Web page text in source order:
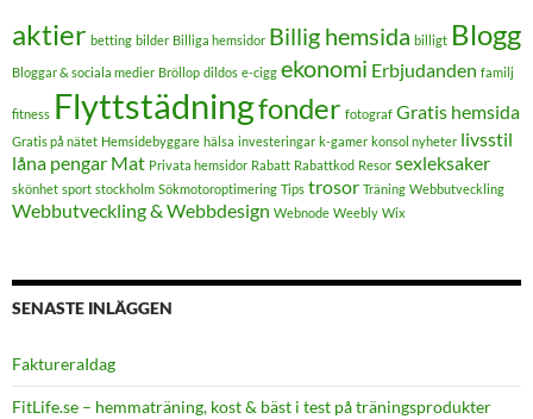
aktier betting bilder Billiga hemsidor Billig hemsida billigt Blogg
Bloggar & sociala medier Bröllop dildos e-cigg ekonomi Erbjudanden familj
fitness Flyttstädningfonder fotograf Gratis hemsida
Gratis på nätet Hemsidebyggare hälsa investeringar k-gamer konsol nyheter livsstil
låna pengar Mat Privata hemsidor Rabatt Rabattkod Resor sexleksaker
skönhet sport stockholm Sökmotoroptimering Tips trosor Träning Webbutveckling
Webbutveckling & Webbdesign Webnode Weebly Wix
SENASTE INLÄGGEN
FaktureraIdag
FitLife.se – hemmaträning, kost & bäst i test på träningsprodukter